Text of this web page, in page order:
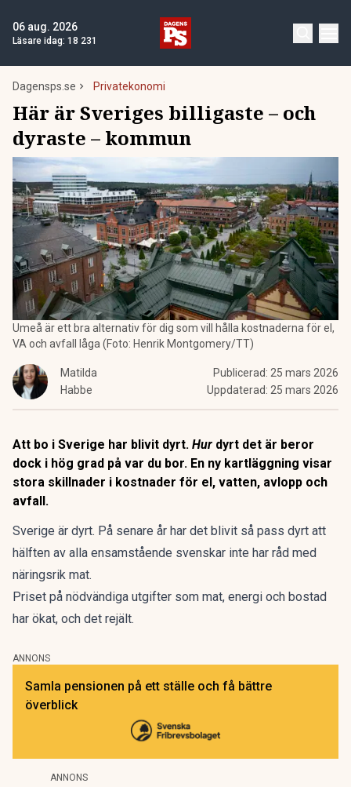
06 aug. 2026
Läsare idag: 18 231
Dagensps.se Privatekonomi
Här är Sveriges billigaste – och
dyraste – kommun
Umeå är ett bra alternativ för dig som vill hålla kostnaderna för el,
VA och avfall låga (Foto: Henrik Montgomery/TT)
Matilda
Habbe
Publicerad: 25 mars 2026
Uppdaterad: 25 mars 2026
Att bo i Sverige har blivit dyrt. Hur dyrt det är beror
dock i hög grad på var du bor. En ny kartläggning visar
stora skillnader i kostnader för el, vatten, avlopp och
avfall.
Sverige är dyrt. ​​På senare år har det blivit så pass dyrt att
hälften av alla ensamstående svenskar inte har råd med
näringsrik mat.
Priset på nödvändiga utgifter som mat, energi och bostad
har ökat, och det rejält.
ANNONS
Samla pensionen på ett ställe och få bättre
överblick
ANNONS